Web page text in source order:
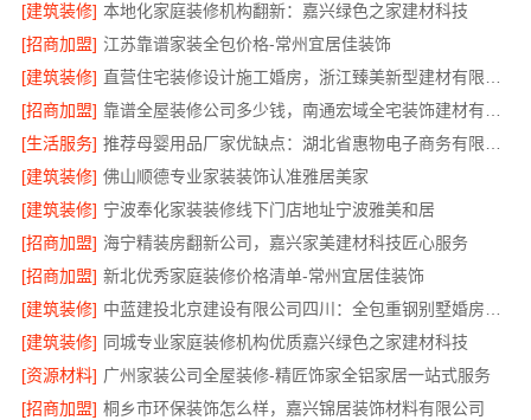
[建筑装修] 本地化家庭装修机构翻新：嘉兴绿色之家建材科技
[招商加盟] 江苏靠谱家装全包价格-常州宜居佳装饰
[建筑装修]
[招商加盟]
[生活服务]
[建筑装修] 佛山顺德专业家装装饰认准雅居美家
[建筑装修] 宁波奉化家装装修线下门店地址宁波雅美和居
[招商加盟] 海宁精装房翻新公司，嘉兴家美建材科技匠心服务
[招商加盟] 新北优秀家庭装修价格清单-常州宜居佳装饰
[建筑装修]
[建筑装修] 同城专业家庭装修机构优质嘉兴绿色之家建材科技
[资源材料] 广州家装公司全屋装修-精匠饰家全铝家居一站式服务
[招商加盟] 桐乡市环保装饰怎么样，嘉兴锦居装饰材料有限公司